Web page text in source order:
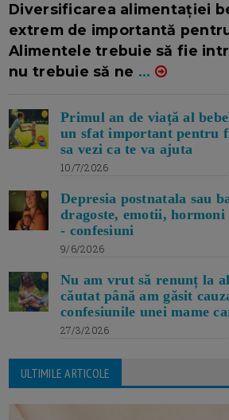
Diversificarea alimentației
extrem de importantă
Alimentele trebuie să fie
nu trebuie să ne ...
Primul an de viață al
un sfat important pentru
sa vezi ca te va ajuta
10/7/2026
Depresia postnatala sau
dragoste, emotii, hormoni
- confesiuni
9/6/2026
Nu am vrut să renunț la
căutat până am găsit
confesiunile unei mame
27/3/2026
ULTIMILE ARTICOLE